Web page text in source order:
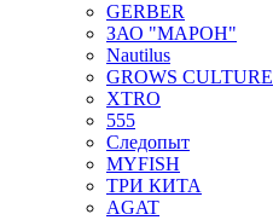
GERBER
ЗАО "МАРОН"
Nautilus
GROWS CULTURE
XTRO
555
Следопыт
MYFISH
ТРИ КИТА
AGAT